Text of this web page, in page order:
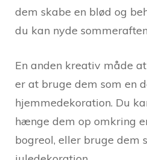
dem skabe en blød og
du kan nyde
En anden kreativ måde
er at bruge dem som en
hjemmedekoration. Du
hænge dem op omkring
bogreol, eller bruge dem